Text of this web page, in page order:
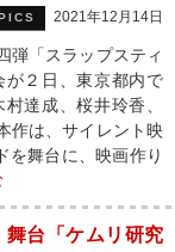
2021年12月14日
弾「スラップスティ
が２日、東京都内で
達成、桜井玲香、
は、サイレント映
を舞台に、映画作り
舞台「ケムリ研究